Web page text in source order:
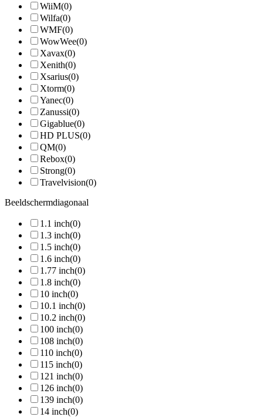
WiiM(0)
Wilfa(0)
WMF(0)
WowWee(0)
Xavax(0)
Xenith(0)
Xsarius(0)
Xtorm(0)
Yanec(0)
Zanussi(0)
Gigablue(0)
HD PLUS(0)
QM(0)
Rebox(0)
Strong(0)
Travelvision(0)
Beeldschermdiagonaal
1.1 inch(0)
1.3 inch(0)
1.5 inch(0)
1.6 inch(0)
1.77 inch(0)
1.8 inch(0)
10 inch(0)
10.1 inch(0)
10.2 inch(0)
100 inch(0)
108 inch(0)
110 inch(0)
115 inch(0)
121 inch(0)
126 inch(0)
139 inch(0)
14 inch(0)